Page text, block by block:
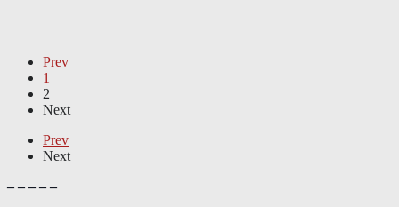
Prev
1
2
Next
Prev
Next
– – – – –